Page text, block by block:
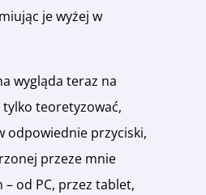
je wyżej w
wygląda teraz na
teoretyzować,
odpowiednie przyciski,
przeze mnie
od PC, przez tablet,